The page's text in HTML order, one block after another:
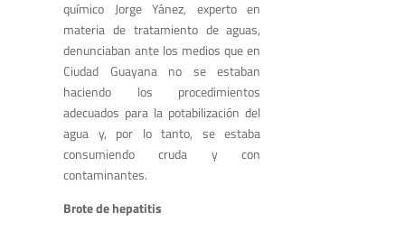
químico Jorge Yánez, experto en
materia de tratamiento de aguas,
denunciaban ante los medios que en
Ciudad Guayana no se estaban
haciendo los procedimientos
adecuados para la potabilización del
agua y, por lo tanto, se estaba
consumiendo cruda y con
contaminantes.
Brote de hepatitis